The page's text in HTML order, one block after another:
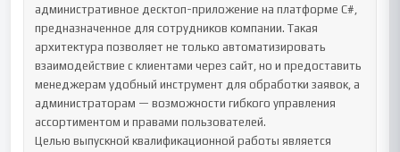
административное десктоп-приложение на платформе C#,
предназначенное для сотрудников компании. Такая
архитектура позволяет не только автоматизировать
взаимодействие с клиентами через сайт, но и предоставить
менеджерам удобный инструмент для обработки заявок, а
администраторам — возможности гибкого управления
ассортиментом и правами пользователей.
Целью выпускной квалификационной работы является